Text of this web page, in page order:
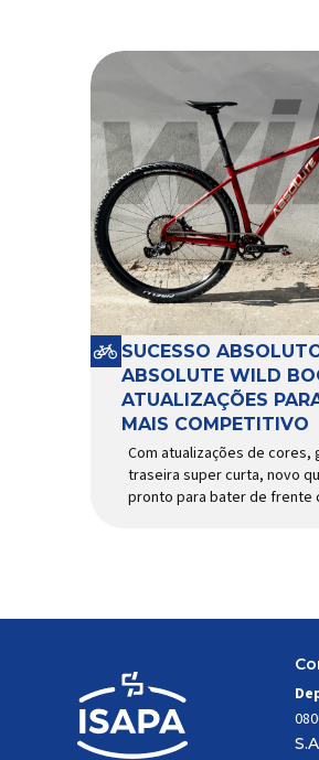
SUCESSO
ABSOLUTE WILD
ATUALIZAÇÕES
MAIS COMPETITIVO
Com atualizações de cores,
traseira super curta, novo
pronto para bater de frente